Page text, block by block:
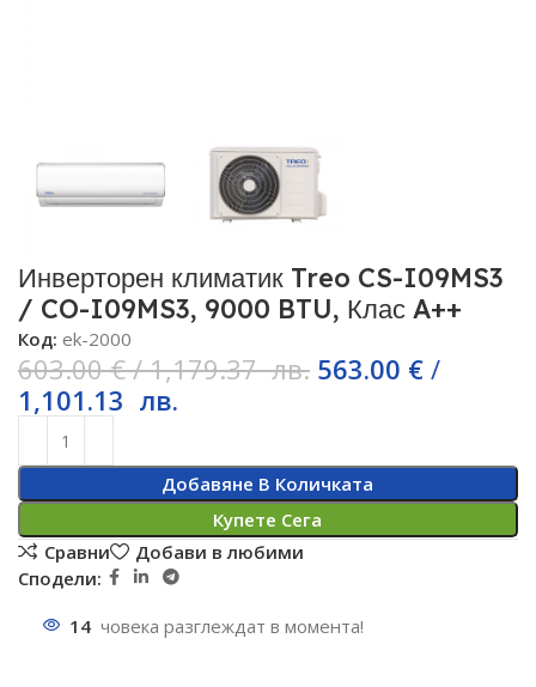
Инверторен климатик Treo CS-I09MS3
/ CO-I09MS3, 9000 BTU, Клас A++
Код: ek-2000
603.00€/1,179.37лв. 563.00 € /
1,101.13 лв.
Добавяне В Количката
Купете Сега
Сравни
Добави в любими
Сподели:
14 човека разглеждат в момента!